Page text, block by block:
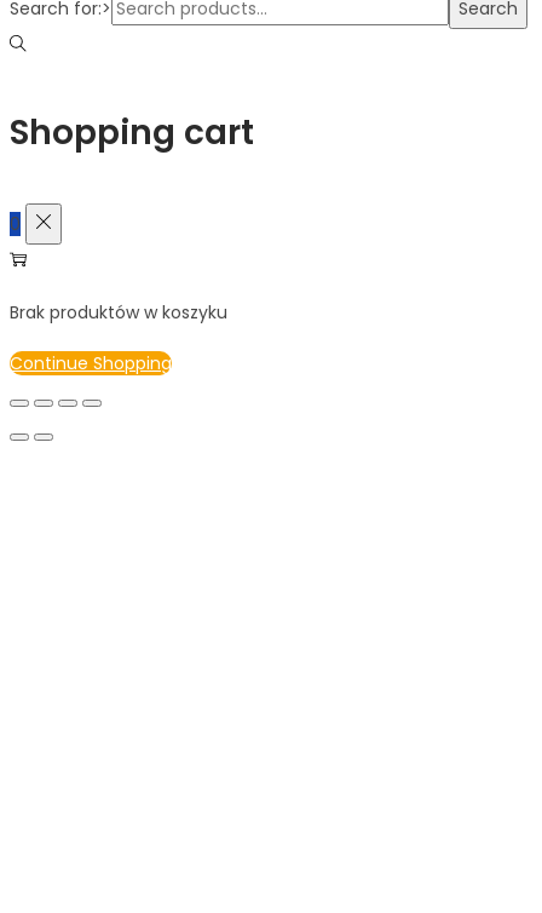
Search for:> Search
Shopping cart
0
Brak produktów w koszyku
Continue Shopping